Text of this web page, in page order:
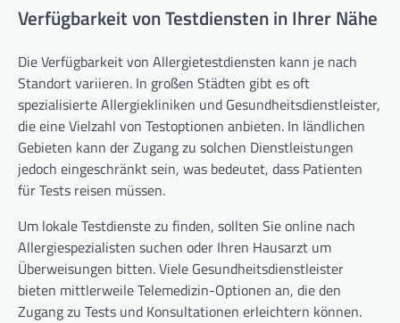
Verfügbarkeit von Testdiensten in Ihrer Nähe
Die Verfügbarkeit von Allergietestdiensten kann je nach
Standort variieren. In großen Städten gibt es oft
spezialisierte Allergiekliniken und Gesundheitsdienstleister,
die eine Vielzahl von Testoptionen anbieten. In ländlichen
Gebieten kann der Zugang zu solchen Dienstleistungen
jedoch eingeschränkt sein, was bedeutet, dass Patienten
für Tests reisen müssen.
Um lokale Testdienste zu finden, sollten Sie online nach
Allergiespezialisten suchen oder Ihren Hausarzt um
Überweisungen bitten. Viele Gesundheitsdienstleister
bieten mittlerweile Telemedizin-Optionen an, die den
Zugang zu Tests und Konsultationen erleichtern können.